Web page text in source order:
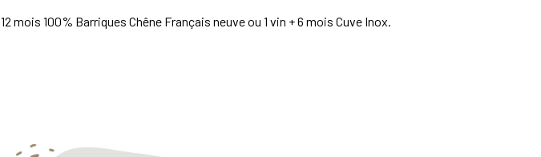
12 mois 100% Barriques Chêne Français neuve ou 1 vin + 6 mois Cuve Inox.